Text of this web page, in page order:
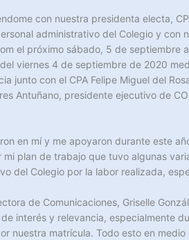
con nuestra presidenta electa,
administrativo del Colegio y
el próximo sábado, 5 de
viernes 4 de septiembre de 2020
junto con el CPA Felipe Miguel del
Antuñano, presidente ejecutivo de
en mí y me apoyaron durante este
plan de trabajo que tuvo algunas
del Colegio por la labor realizada,
de Comunicaciones, Griselle
interés y relevancia, especialmente
nuestra matrícula. Todo esto en